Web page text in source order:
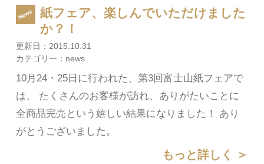
紙フェア、楽しんでいただけました
か？！
更新日： 2015.10.31
カテゴリー： news
10月24・25日に行われた、第3回富士山紙フェアで
は、 たくさんのお客様が訪れ、ありがたいことに
全商品完売という嬉しい結果になりました！ あり
がとうございました。
もっと詳しく ＞